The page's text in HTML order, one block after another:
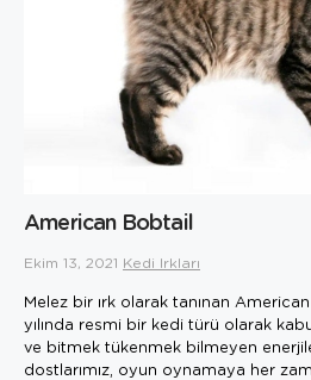
American Bobtail
Ekim 13, 2021 Kedi Irkları
Melez bir ırk olarak tanınan
yılında resmi bir kedi türü olarak
ve bitmek tükenmek bilmeyen
dostlarımız, oyun oynamaya her